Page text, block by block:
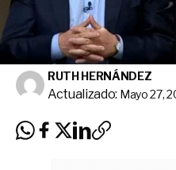
RUTH HERNÁNDEZ
Actualizado: Mayo 27,